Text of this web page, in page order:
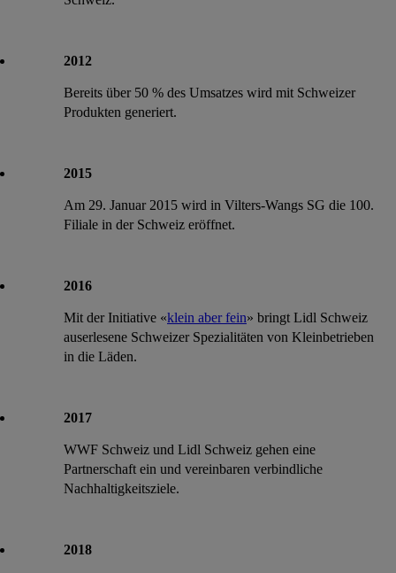
2012
Bereits über 50 % des Umsatzes wird mit Schweizer
Produkten generiert.
2015
Am 29. Januar 2015 wird in Vilters-Wangs SG die 100.
Filiale in der Schweiz eröffnet.
2016
Mit der Initiative «klein aber fein» bringt Lidl Schweiz
auserlesene Schweizer Spezialitäten von Kleinbetrieben
in die Läden.
2017
WWF Schweiz und Lidl Schweiz gehen eine
Partnerschaft ein und vereinbaren verbindliche
Nachhaltigkeitsziele.
2018
Speicherdauer der Daten und zu deinem Recht, deine
Einwilligung jederzeit mit Wirkung für die Zukunft zu
widerrufen, findest du in unseren